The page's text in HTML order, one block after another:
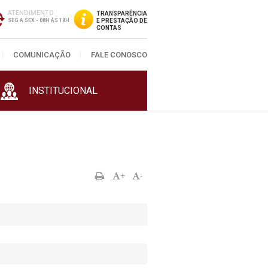
ATENDIMENTO
SEG A SEX - 08H ÀS 18H
TRANSPARÊNCIA
E PRESTAÇÃO DE
CONTAS
COMUNICAÇÃO FALE CONOSCO
INSTITUCIONAL
+ -